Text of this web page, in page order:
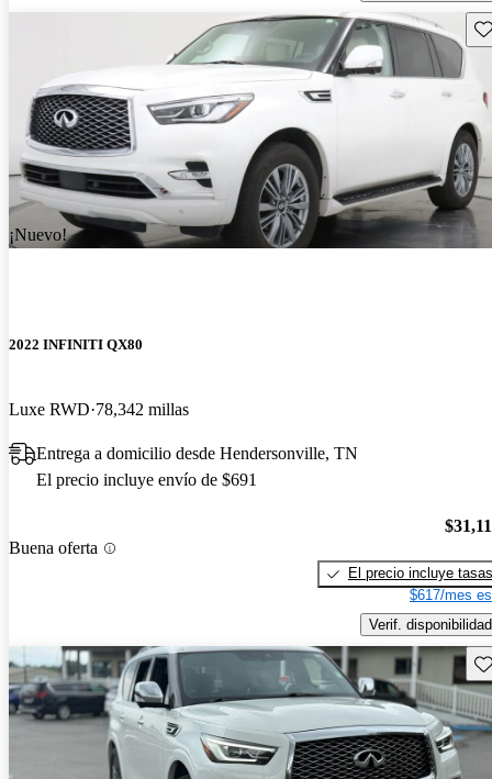
¡Nuevo!
2022 INFINITI QX80
Luxe RWD 78,342 millas
Entrega a domicilio desde Hendersonville, TN
El precio incluye envío de $691
Buena oferta
El precio incluye tasas
$617/mes
Verif. disponibilidad